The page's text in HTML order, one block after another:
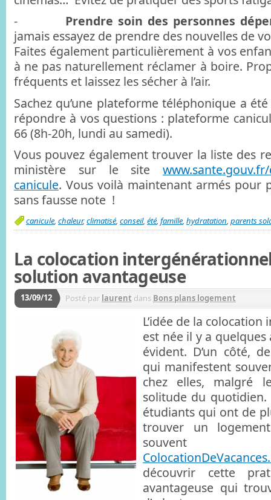
- Prendre soin des personnes
jamais essayez de prendre des nouvelles de
Faites également particulièrement à vos
à ne pas naturellement réclamer à boire.
fréquents et laissez les sécher à l’air.
Sachez qu’une plateforme téléphonique a
répondre à vos questions : plateforme
66 (8h-20h, lundi au samedi).
Vous pouvez également trouver la liste des
ministère sur le site
canicule. Vous voilà maintenant armés pour
sans fausse note !
canicule, chaleur,climatisé, conseil, été, famille, hydratation, parents
La colocation
solution avantageuse
13/09/12 Posté par laurent dans Bons plans logement
L’idée de la
est née il y a quelques
évident. D’un côté,
qui manifestent
chez elles, malgré
solitude du quotidien.
étudiants qui ont de
trouver un
souvent
découvrir cette
avantageuse qui